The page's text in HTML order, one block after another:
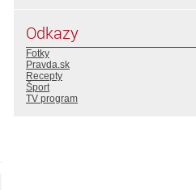
Odkazy
Fotky
Pravda.sk
Recepty
Šport
TV program